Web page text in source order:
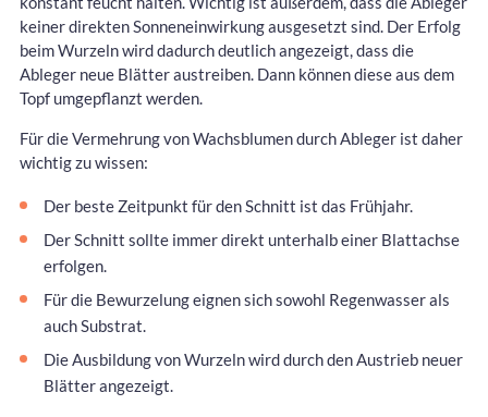
keiner direkten Sonneneinwirkung ausgesetzt sind. Der Erfolg
beim Wurzeln wird dadurch deutlich angezeigt, dass die
Ableger neue Blätter austreiben. Dann können diese aus dem
Topf umgepflanzt werden.
Für die Vermehrung von Wachsblumen durch Ableger ist daher
wichtig zu wissen:
Der beste Zeitpunkt für den Schnitt ist das Frühjahr.
Der Schnitt sollte immer direkt unterhalb einer Blattachse
erfolgen.
Für die Bewurzelung eignen sich sowohl Regenwasser als
auch Substrat.
Die Ausbildung von Wurzeln wird durch den Austrieb neuer
Blätter angezeigt.